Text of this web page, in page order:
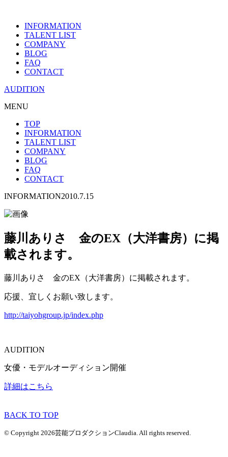
INFORMATION
TALENT LIST
COMPANY
BLOG
FAQ
CONTACT
AUDITION
MENU
TOP
INFORMATION
TALENT LIST
COMPANY
BLOG
FAQ
CONTACT
INFORMATION2010.7.15
藤川ありさ 金のEX（大洋書房）に掲
載されます。
藤川ありさ 金のEX（大洋書房）に掲載されます。
応援、宜しくお願い致します。
http://taiyohgroup.jp/index.php
AUDITION
女優・モデルオーディション開催
詳細はこちら
BACK TO TOP
© Copyright 2026芸能プロダクションClaudia. All rights reserved.